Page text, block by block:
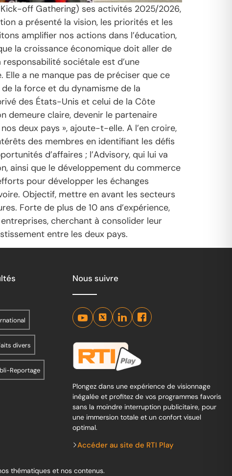
off Gathering) ses activités 2025/2026,
a présenté la vision, les priorités et les
amplifier nos actions dans l’éducation,
la croissance économique doit aller de
sociétale est d’une
a ne manque pas de préciser que ce
la force et du dynamisme de la
des États-Unis et celui de la Côte
demeure claire, devenir le partenaire
deux pays », ajoute-t-elle. A l’en croire,
des membres en identifiant les défis
d’affaires ; l’Advisory, qui lui va
ainsi que le développement du commerce
pour développer les échanges
Objectif, mettre en avant les secteurs
Forte de plus de 10 ans d’expérience,
cherchant à consolider leur
entre les deux pays.
divers
Reportage
Nous suivre
Plongez dans une expérience de visionnage
inégalée et profitez de vos programmes favoris
sans la moindre interruption publicitaire, pour
une immersion totale et un confort visuel
optimal.
Accéder au site de RTI Play
thématiques et nos contenus.